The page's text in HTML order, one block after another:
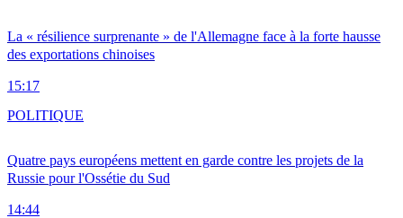
La « résilience surprenante » de l'Allemagne face à la forte hausse
des exportations chinoises
15:17
Quatre pays européens mettent en garde contre les projets de la
Russie pour l'Ossétie du Sud
14:44
POLITIQUE